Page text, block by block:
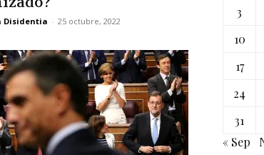
Disidentia - 25 octubre, 2022
3
10
17
24
31
« Sep